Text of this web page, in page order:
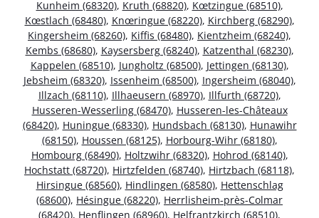
Kunheim (68320), Kruth (68820), Kœtzingue (68510),
Kœstlach (68480), Knœringue (68220), Kirchberg (68290),
Kingersheim (68260), Kiffis (68480), Kientzheim (68240),
Kembs (68680), Kaysersberg (68240), Katzenthal (68230),
Kappelen (68510), Jungholtz (68500), Jettingen (68130),
Jebsheim (68320), Issenheim (68500), Ingersheim (68040),
Illzach (68110), Illhaeusern (68970), Illfurth (68720),
Husseren-Wesserling (68470), Husseren-les-Châteaux
(68420), Huningue (68330), Hundsbach (68130), Hunawihr
(68150), Houssen (68125), Horbourg-Wihr (68180),
Hombourg (68490), Holtzwihr (68320), Hohrod (68140),
Hochstatt (68720), Hirtzfelden (68740), Hirtzbach (68118),
Hirsingue (68560), Hindlingen (68580), Hettenschlag
(68600), Hésingue (68220), Herrlisheim-près-Colmar
(68420), Henflingen (68960), Helfrantzkirch (68510),